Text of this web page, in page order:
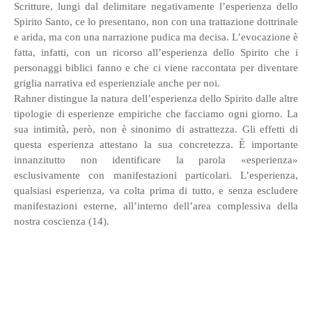
Scritture, lungi dal delimitare negativamente l’esperienza dello
Spirito Santo, ce lo presentano, non con una trattazione dottrinale
e arida, ma con una narrazione pudica ma decisa. L’evocazione è
fatta, infatti, con un ricorso all’esperienza dello Spirito che i
personaggi biblici fanno e che ci viene raccontata per diventare
griglia narrativa ed esperienziale anche per noi.
Rahner distingue la natura dell’esperienza dello Spirito dalle altre
tipologie di esperienze empiriche che facciamo ogni giorno. La
sua intimità, però, non è sinonimo di astrattezza. Gli effetti di
questa esperienza attestano la sua concretezza. È importante
innanzitutto non identificare la parola «esperienza»
esclusivamente con manifestazioni particolari. L’esperienza,
qualsiasi esperienza, va colta prima di tutto, e senza escludere
manifestazioni esterne, all’interno dell’area complessiva della
nostra coscienza (14).